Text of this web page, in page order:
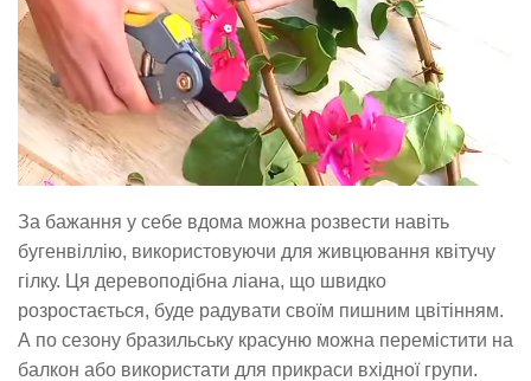
За бажання у себе вдома можна розвести навіть
бугенвіллію, використовуючи для живцювання квітучу
гілку. Ця деревоподібна ліана, що швидко
розростається, буде радувати своїм пишним цвітінням.
А по сезону бразильську красуню можна перемістити на
балкон або використати для прикраси вхідної групи.